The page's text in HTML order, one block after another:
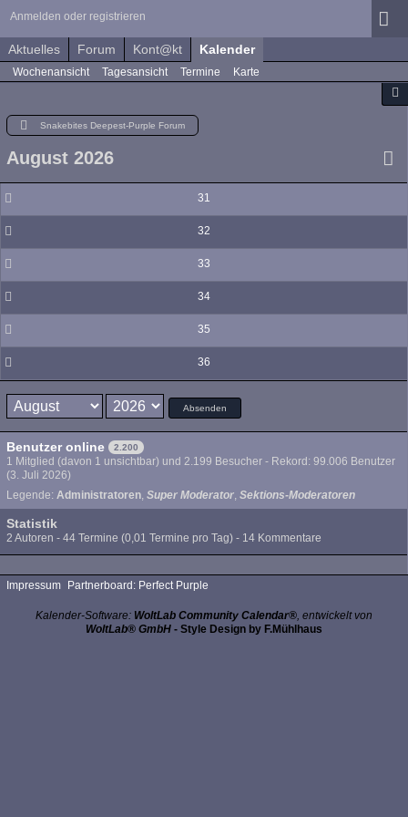
Anmelden oder registrieren
Aktuelles Forum Kont@kt Kalender
Wochenansicht Tagesansicht Termine Karte
Snakebites Deepest-Purple Forum
August 2026
31
32
33
34
35
36
Absenden
Benutzer online 2.200
1 Mitglied (davon 1 unsichtbar) und 2.199 Besucher - Rekord: 99.006 Benutzer
(3. Juli 2026)
Legende: Administratoren Super Moderator Sektions-Moderatoren
Statistik
2 Autoren - 44 Termine (0,01 Termine pro Tag) - 14 Kommentare
Impressum Partnerboard: Perfect Purple
Kalender-Software: WoltLab Community Calendar®, entwickelt von
WoltLab® GmbH